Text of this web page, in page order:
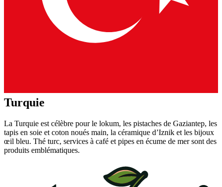
Turquie
La Turquie est célèbre pour le lokum, les pistaches de Gaziantep, les
tapis en soie et coton noués main, la céramique d’Iznik et les bijoux
œil bleu. Thé turc, services à café et pipes en écume de mer sont des
produits emblématiques.